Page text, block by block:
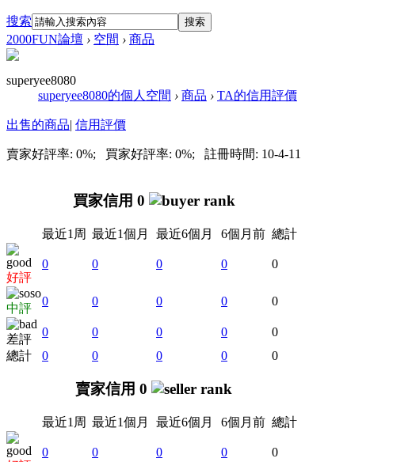
搜索 搜索
2000FUN論壇 › 空間 › 商品
superyee8080
superyee8080的個人空間 › 商品 › TA的信用評價
出售的商品| 信用評價
賣家好評率: 0%; 買家好評率: 0%; 註冊時間: 10-4-11
買家信用 0
最近1周 最近1個月 最近6個月 6個月前 總計
好評
0 0 0 0 0
中評
0 0 0 0 0
差評
0 0 0 0
0
總計
0 0 0 0 0
賣家信用 0
最近1周 最近1個月 最近6個月 6個月前 總計
0 0 0 0 0